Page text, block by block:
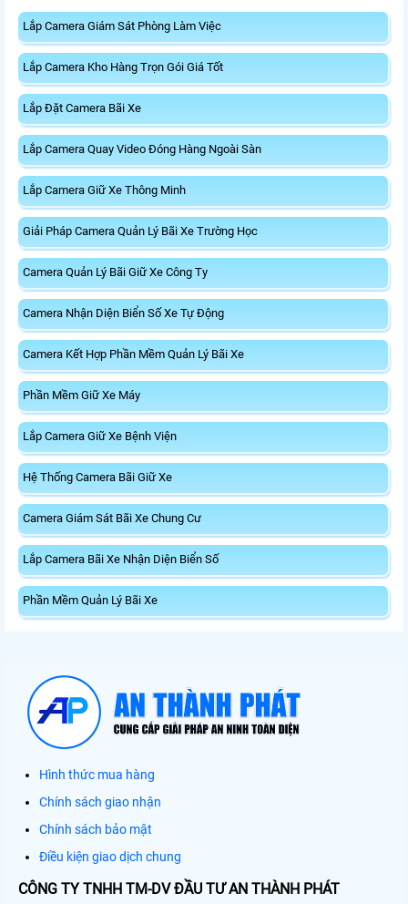
Lắp Camera Giám Sát Phòng Làm Việc
Lắp Camera Kho Hàng Trọn Gói Giá Tốt
Lắp Đặt Camera Bãi Xe
Lắp Camera Quay Video Đóng Hàng Ngoài Sàn
Lắp Camera Giữ Xe Thông Minh
Giải Pháp Camera Quản Lý Bãi Xe Trường Học
Camera Quản Lý Bãi Giữ Xe Công Ty
Camera Nhận Diện Biển Số Xe Tự Động
Camera Kết Hợp Phần Mềm Quản Lý Bãi Xe
Phần Mềm Giữ Xe Máy
Lắp Camera Giữ Xe Bệnh Viện
Hệ Thống Camera Bãi Giữ Xe
Camera Giám Sát Bãi Xe Chung Cư
Lắp Camera Bãi Xe Nhận Diện Biển Số
Phần Mềm Quản Lý Bãi Xe
Hình thức mua hàng
Chính sách giao nhận
Chính sách bảo mật
Điều kiện giao dịch chung
CÔNG TY TNHH TM-DV ĐẦU TƯ AN THÀNH PHÁT